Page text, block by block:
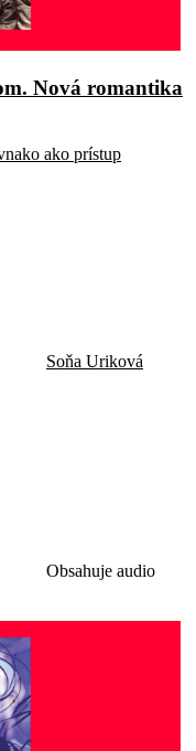
Nová romantika
ako prístup
Soňa Uriková
Obsahuje audio